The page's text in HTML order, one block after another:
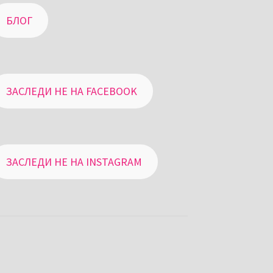
БЛОГ
ЗАСЛЕДИ НЕ НА FACEBOOK
ЗАСЛЕДИ НЕ НА INSTAGRAM